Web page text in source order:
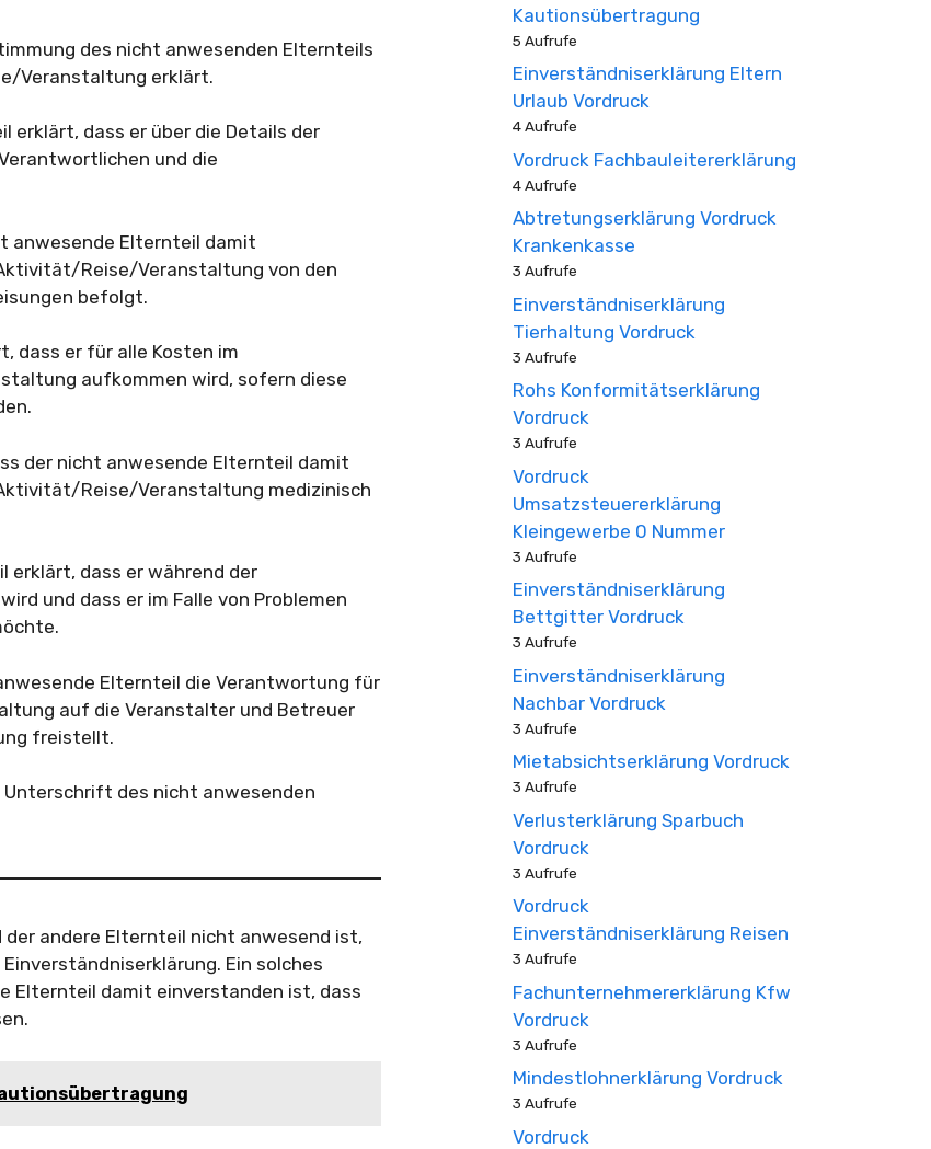
des nicht anwesenden Elternteils
Veranstaltung erklärt.
erklärt, dass er über die Details der
und die
anwesende Elternteil damit
Reise/Veranstaltung von den
befolgt.
dass er für alle Kosten im
aufkommen wird, sofern diese
der nicht anwesende Elternteil damit
Reise/Veranstaltung medizinisch
erklärt, dass er während der
und dass er im Falle von Problemen
Elternteil die Verantwortung für
auf die Veranstalter und Betreuer
freistellt.
Unterschrift des nicht anwesenden
der andere Elternteil nicht anwesend ist,
Ein solches
Elternteil damit einverstanden ist, dass
Kautionsübertragung
5 Aufrufe
Einverständniserklärung Eltern
Urlaub Vordruck
4 Aufrufe
Vordruck Fachbauleitererklärung
4 Aufrufe
Abtretungserklärung Vordruck
Krankenkasse
3 Aufrufe
Einverständniserklärung
Tierhaltung Vordruck
3 Aufrufe
Rohs Konformitätserklärung
Vordruck
3 Aufrufe
Vordruck
Umsatzsteuererklärung
Kleingewerbe 0 Nummer
3 Aufrufe
Einverständniserklärung
Bettgitter Vordruck
3 Aufrufe
Einverständniserklärung
Nachbar Vordruck
3 Aufrufe
Mietabsichtserklärung Vordruck
3 Aufrufe
Verlusterklärung Sparbuch
Vordruck
3 Aufrufe
Vordruck
Einverständniserklärung Reisen
3 Aufrufe
Fachunternehmererklärung Kfw
Vordruck
3 Aufrufe
Mindestlohnerklärung Vordruck
3 Aufrufe
Vordruck